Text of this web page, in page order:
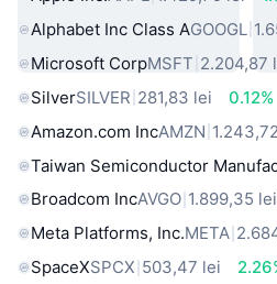
Alphabet Inc Class AGOOGL
Microsoft CorpMSFT 2.204,87
SilverSILVER 281,83 lei
0.12%
Amazon.com IncAMZN
Taiwan Semiconductor
Broadcom IncAVGO 1.899,35 lei
Meta Platforms, Inc.META
SpaceXSPCX 503,47 lei